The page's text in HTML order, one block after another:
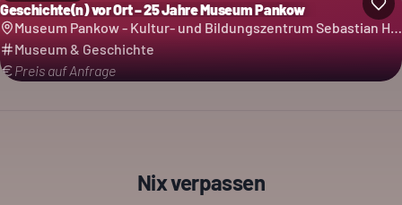
Geschichte(n) vor Ort – 25 Jahre Museum Pankow
Museum Pankow - Kultur- und Bildungszentrum Sebastian Haffner
Museum & Geschichte
Preis auf Anfrage
Nix verpassen